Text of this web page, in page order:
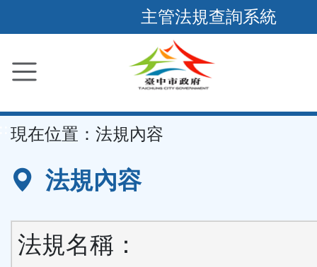
到
要
容
區
主管法規查詢系統
現在位置： 法規內容
法規內容
法規名稱：